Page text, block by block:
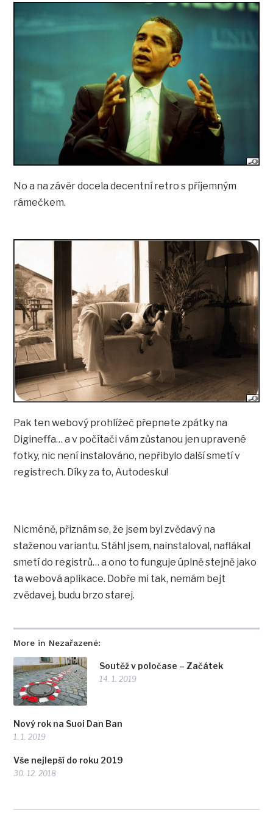
More in Nezařazené:
Soutěž v poločase – Začátek
14. 1. 2019
Nový rok na Suoi Dan Ban
1. 1. 2019
Vše nejlepší do roku 2019
30. 12. 2018
No a na závěr docela decentní retro s příjemným
rámečkem.
Pak ten webový prohlížeč přepnete zpátky na
Digineffa… a v počítači vám zůstanou jen upravené
fotky, nic není instalováno, nepřibylo další smetí v
registrech. Díky za to, Autodesku!
Nicméně, přiznám se, že jsem byl zvědavý na
staženou variantu. Stáhl jsem, nainstaloval, naflákal
smetí do registrů… a ono to funguje úplně stejně jako
ta webová aplikace. Dobře mi tak, nemám bejt
zvědavej, budu brzo starej.